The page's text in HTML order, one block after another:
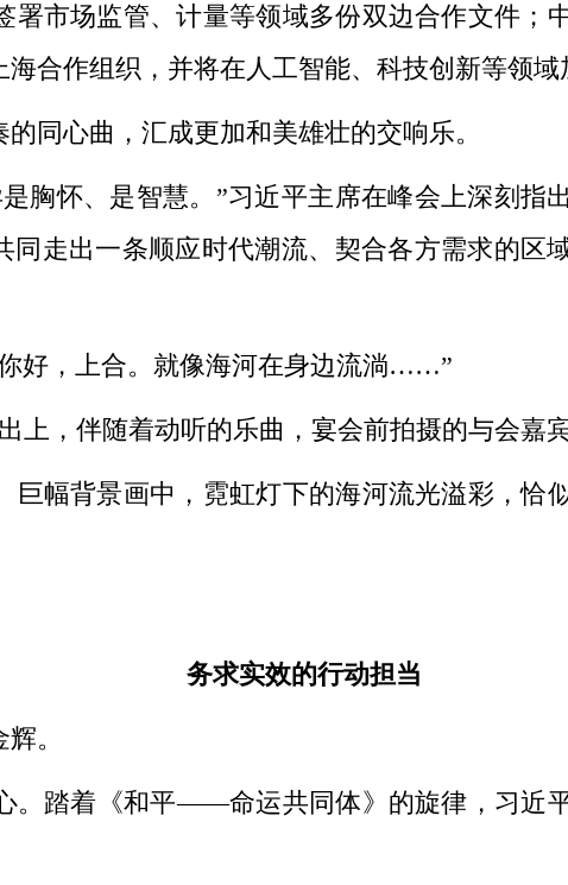
市场监管、计量等领域多份双边合作文件；
海合作组织，并将在人工智能、科技创新等领
心曲，汇成更加和美雄壮的交响乐。
怀、是智慧。”习近平主席在峰会上深刻指
同走出一条顺应时代潮流、契合各方需求的区
好，上合。就像海河在身边流淌……”
，伴随着动听的乐曲，宴会前拍摄的与会嘉
幅背景画中，霓虹灯下的海河流光溢彩，恰
务求实效的行动担当
。
踏着《和平——命运共同体》的旋律，习近